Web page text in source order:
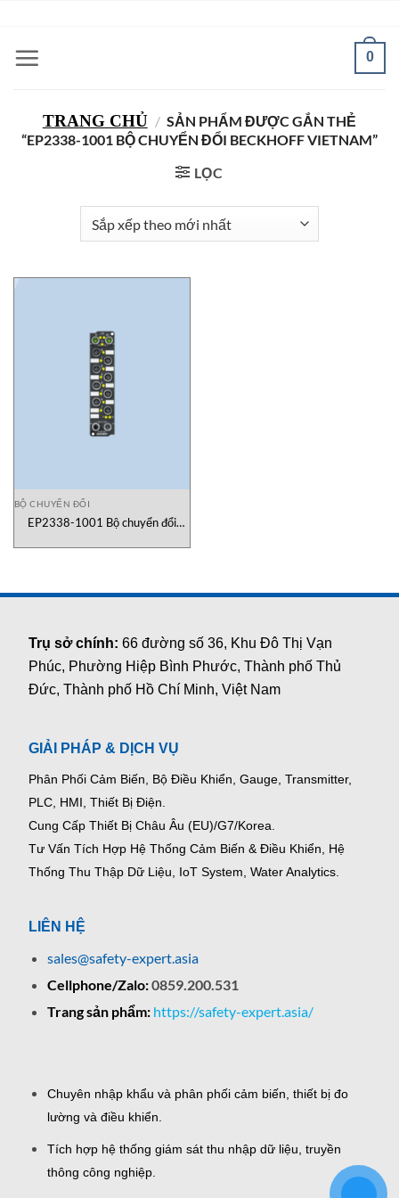
nội
0
TRANG CHỦ / SẢN PHẨM ĐƯỢC GẮN THẺ
“EP2338-1001 BỘ CHUYỂN ĐỔI BECKHOFF VIETNAM”
LỌC
BỘ CHUYỂN ĐỔI
EP2338-1001 Bộ chuyển đổi
Trụ sở chính:66 đường số 36, Khu Đô Thị Vạn
Phúc, Phường Hiệp Bình Phước, Thành phố Thủ
Đức, Thành phố Hồ Chí Minh, Việt Nam
GIẢI PHÁP & DỊCH VỤ
Phân Phối Cảm Biến, Bộ Điều Khiển, Gauge, Transmitter,
PLC, HMI, Thiết Bị Điện.
Cung Cấp Thiết Bị Châu Âu (EU)/G7/Korea.
Tư Vấn Tích Hợp Hệ Thống Cảm Biến & Điều Khiển, Hệ
Thống Thu Thập Dữ Liệu, IoT System, Water Analytics.
LIÊN HỆ
sales@safety-expert.asia
Cellphone/Zalo:0859.200.531
Trang sản phẩm: https://safety-expert.asia/
Chuyên nhập khẩu và phân phối cảm biến, thiết bị đo
lường và điều khiển.
Tích hợp hệ thống giám sát thu nhập dữ liệu, truyền
thông công nghiệp.